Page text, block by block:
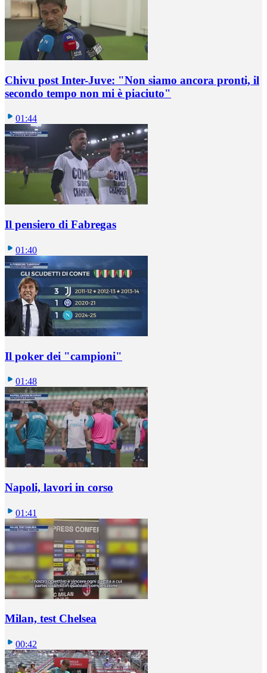
Chivu post Inter-Juve: "Non siamo ancora pronti, il
secondo tempo non mi è piaciuto"
01:44
Il pensiero di Fabregas
01:40
Il poker dei "campioni"
01:48
Napoli, lavori in corso
01:41
Milan, test Chelsea
00:42